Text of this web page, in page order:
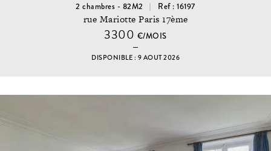
2 chambres - 82M2 Ref : 16197
rue Mariotte Paris 17ème
3300 €/MOIS
DISPONIBLE : 9 AOUT 2026